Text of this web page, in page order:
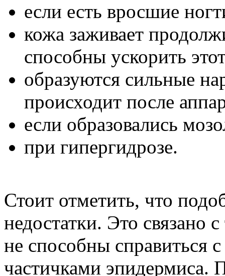
если есть вросшие
кожа заживает
способны ускорить
образуются сильные
происходит после
если образовались
при гипергидрозе.
Стоит отметить, что
недостатки. Это связано
не способны справиться
частичками эпидермиса.